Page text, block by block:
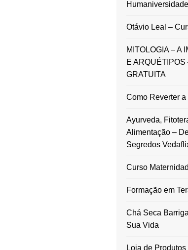
Humaniversidade
Otávio Leal –
MITOLOGIA – A
E
GRATUITA
Como Reverter
Ayurveda,
Alimentação –
Segredos
Curso
Formação em
Chá Seca
Sua Vida
Loja de